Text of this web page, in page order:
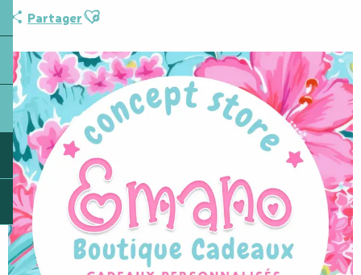
PartagerAjouter aux favoris